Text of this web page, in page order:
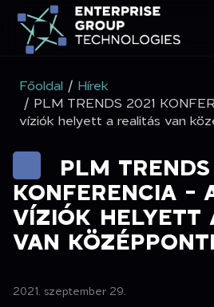
Főoldal / Hírek
/ PLM TRENDS 2021
víziók helyett a realitás van
PLM
KONFERENCIA -
VÍZIÓK HELYETT
VAN
2021. szeptember 29.